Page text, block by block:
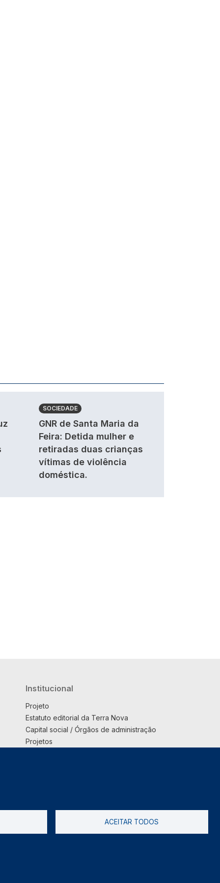
SOCIEDADE
GNR de Santa Maria da
Feira: Detida mulher e
retiradas duas crianças
vítimas de violência
doméstica.
Institucional
Projeto
Estatuto editorial da Terra Nova
Capital social / Órgãos de administração
Projetos
ACEITAR TODOS